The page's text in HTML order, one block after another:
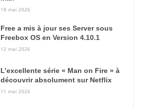
18 mai 2026
Free a mis à jour ses Server sous
Freebox OS en Version 4.10.1
12 mai 2026
L’excellente série « Man on Fire » à
découvrir absolument sur Netflix
11 mai 2026